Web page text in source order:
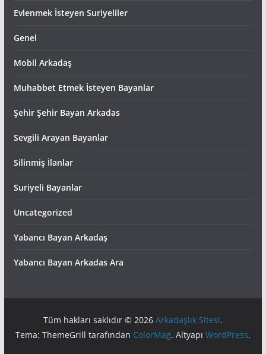
Evlenmek İsteyen Suriyeliler
Genel
Mobil Arkadaş
Muhabbet Etmek İsteyen Bayanlar
Şehir Şehir Bayan Arkadas
Sevgili Arayan Bayanlar
Silinmiş İlanlar
Suriyeli Bayanlar
Uncategorized
Yabancı Bayan Arkadaş
Yabancı Bayan Arkadas Ara
Tüm hakları saklıdır © 2026 Arkadaşlık Sitesi.
Tema: ThemeGrill tarafından ColorMag. Altyapı WordPress.